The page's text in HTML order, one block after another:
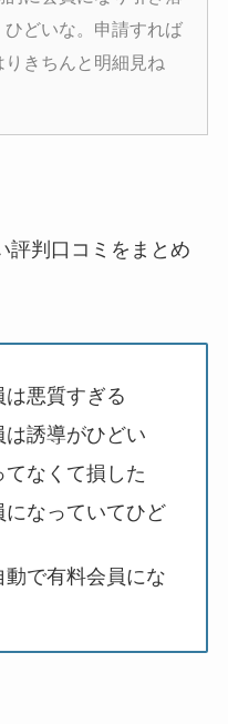
どいな。申請すれば
きちんと明細見ね
評判口コミをまとめ
悪質すぎる
誘導がひどい
なくて損した
になっていてひど
で有料会員にな